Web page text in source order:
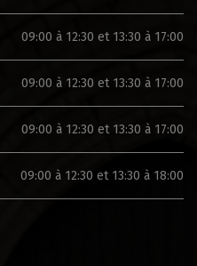
09:00 à 12:30 et 13:30 à 17:00
09:00 à 12:30 et 13:30 à 17:00
09:00 à 12:30 et 13:30 à 17:00
09:00 à 12:30 et 13:30 à 18:00